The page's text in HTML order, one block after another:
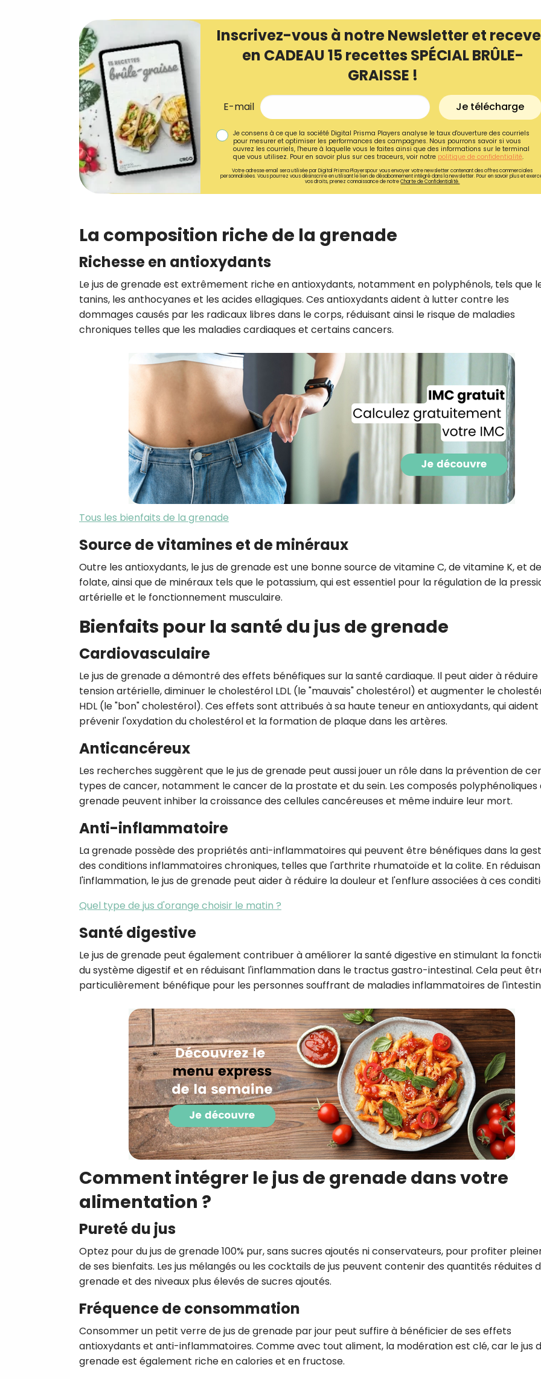
Inscrivez-vous à notre Newsletter et
en CADEAU 15 recettes SPÉCIAL BRÛLE-
GRAISSE !
E-mail Je télécharge
Je consens à ce que la société Digital Prisma Players analyse le taux d'ouverture des courriels
pour mesurer et optimiser les performances des campagnes. Nous pourrons savoir si vous
ouvrez les courriels, l'heure à laquelle vous le faites ainsi que des informations sur le terminal
que vous utilisez. Pour en savoir plus sur ces traceurs, voir notre politique de confidentialité.
Votre adresse email sera utilisée par Digital Prisma Playerspour vous envoyer votre newsletter contenant des offres commerciales
personnalisées. Vous pourrez vous désinscrire en utilisant le lien de désabonnement intégré dans la newsletter. Pour en savoir plus et
vos droits, prenez connaissance de notreCharte de Confidentialité.
La composition riche de la grenade
Richesse en antioxydants
Le jus de grenade est extrêmement riche en antioxydants, notamment en polyphénols, tels que
tanins, les anthocyanes et les acides ellagiques. Ces antioxydants aident à lutter contre les
dommages causés par les radicaux libres dans le corps, réduisant ainsi le risque de maladies
chroniques telles que les maladies cardiaques et certains cancers.
Tous les bienfaits de la grenade
Source de vitamines et de minéraux
Outre les antioxydants, le jus de grenade est une bonne source de vitamine C, de vitamine K, et de
folate, ainsi que de minéraux tels que le potassium, qui est essentiel pour la régulation de la
artérielle et le fonctionnement musculaire.
Bienfaits pour la santé du jus de grenade
Cardiovasculaire
Le jus de grenade a démontré des effets bénéfiques sur la santé cardiaque. Il peut aider à réduire
tension artérielle, diminuer le cholestérol LDL (le "mauvais" cholestérol) et augmenter le
HDL (le "bon" cholestérol). Ces effets sont attribués à sa haute teneur en antioxydants, qui aident
prévenir l'oxydation du cholestérol et la formation de plaque dans les artères.
Anticancéreux
Les recherches suggèrent que le jus de grenade peut aussi jouer un rôle dans la prévention de
types de cancer, notamment le cancer de la prostate et du sein. Les composés polyphénoliques
grenade peuvent inhiber la croissance des cellules cancéreuses et même induire leur mort.
Anti-inflammatoire
La grenade possède des propriétés anti-inflammatoires qui peuvent être bénéfiques dans la
des conditions inflammatoires chroniques, telles que l'arthrite rhumatoïde et la colite. En
l'inflammation, le jus de grenade peut aider à réduire la douleur et l'enflure associées à ces
Quel type de jus d'orange choisir le matin ?
Santé digestive
Le jus de grenade peut également contribuer à améliorer la santé digestive en stimulant la
du système digestif et en réduisant l'inflammation dans le tractus gastro-intestinal. Cela peut
particulièrement bénéfique pour les personnes souffrant de maladies inflammatoires de
Comment intégrer le jus de grenade dans votre
alimentation ?
Pureté du jus
Optez pour du jus de grenade 100% pur, sans sucres ajoutés ni conservateurs, pour profiter
de ses bienfaits. Les jus mélangés ou les cocktails de jus peuvent contenir des quantités réduites
grenade et des niveaux plus élevés de sucres ajoutés.
Fréquence de consommation
Consommer un petit verre de jus de grenade par jour peut suffire à bénéficier de ses effets
antioxydants et anti-inflammatoires. Comme avec tout aliment, la modération est clé, car le jus
grenade est également riche en calories et en fructose.
Recevez gratuitement
recettes inédites de
Ainsi que la newsletter
CROQ.
Je consens à ce que la société
Prisma Players analyse le taux
des courriels pour mesurer et
performances des campagnes.
pourrons savoir si vous ouvrez les
l'heure à laquelle vous le faites ainsi
des informations sur le terminal que
utilisez. Pour en savoir plus sur ces
politique de confidentialité
Je reçois mon cadeau !